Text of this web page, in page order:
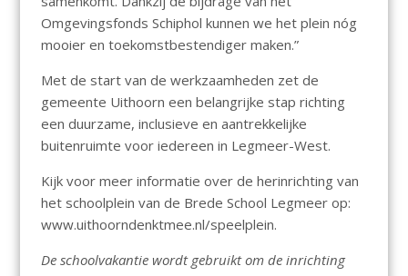
Omgevingsfonds Schiphol kunnen we het plein nóg
mooier en toekomstbestendiger maken.”
Met de start van de werkzaamheden zet de
gemeente Uithoorn een belangrijke stap richting
een duurzame, inclusieve en aantrekkelijke
buitenruimte voor iedereen in Legmeer-West.
Kijk voor meer informatie over de herinrichting van
het schoolplein van de Brede School Legmeer op:
www.uithoorndenktmee.nl/speelplein.
De schoolvakantie wordt gebruikt om de inrichting